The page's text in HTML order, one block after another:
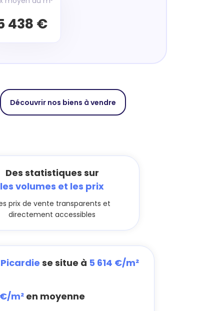
438 €
Découvrir nos biens à vendre
Des statistiques sur
les volumes et les prix
prix de vente transparents et
directement accessibles
se situe à 5 614 €/m²
m² en moyenne